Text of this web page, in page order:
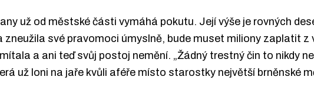
už od městské části vymáhá pokutu. Její výše je rovných
své pravomoci úmyslně, bude muset miliony zaplatit z
a ani teď svůj postoj nemění. „Žádný trestný čin to nikdy
už loni na jaře kvůli aféře místo starostky největší brněnské